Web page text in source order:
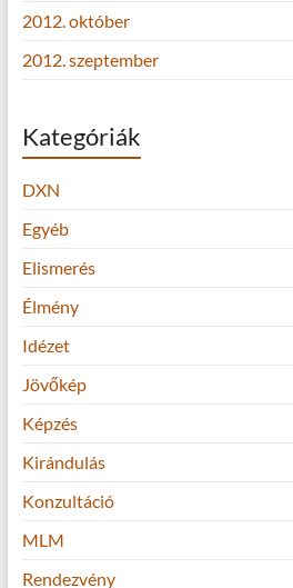
2012. október
2012. szeptember
Kategóriák
DXN
Egyéb
Elismerés
Élmény
Idézet
Jövőkép
Képzés
Kirándulás
Konzultáció
MLM
Rendezvény